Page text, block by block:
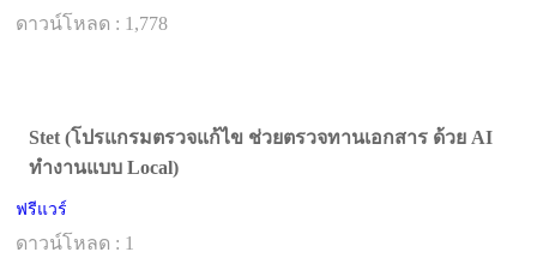
ดาวน์โหลด : 1,778
Stet (โปรแกรมตรวจแก้ไข ช่วยตรวจทานเอกสาร ด้วย AI
ทำงานแบบ Local)
ฟรีแวร์
ดาวน์โหลด : 1